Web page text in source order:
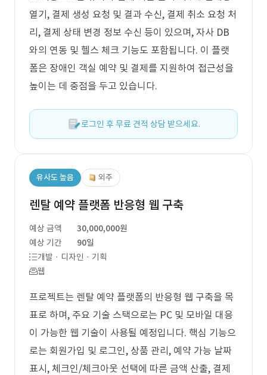
열기, 결제 생성 요청 및 결과 수신, 결제 취소 요청 처
리, 결제 상태 변경 정보 수신 등이 있으며, 자사 DB
와의 연동 및 헬스 체크 기능도 포함됩니다. 이 플랫
폼은 장애인 객실 예약 및 결제를 지원하여 접근성을
높이는 데 중점을 두고 있습니다.
로그인 후 무료 견적 상담 받으세요.
유사도 높음 외주
렌탈 예약 플랫폼 반응형 웹 구축
예상 금액
30,000,000원
예상 기간
90일
개발 · 디자인 · 기획
웹
프로젝트는 렌탈 예약 플랫폼의 반응형 웹 구축을 목
표로 하며, 주요 기술 스택으로는 PC 및 모바일 대응
이 가능한 웹 기술이 사용될 예정입니다. 핵심 기능으
로는 회원가입 및 로그인, 상품 관리, 예약 가능 날짜
표시, 체크인/체크아웃 선택에 따른 금액 산출, 결제